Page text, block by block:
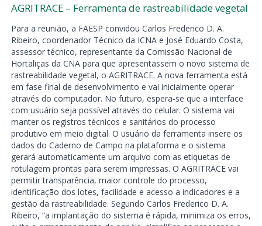
AGRITRACE – Ferramenta de rastreabilidade vegetal
Para a reunião, a FAESP convidou Carlos Frederico D. A.
Ribeiro, coordenador Técnico da ICNA e José Eduardo Costa,
assessor técnico, representante da Comissão Nacional de
Hortaliças da CNA para que apresentassem o novo sistema de
rastreabilidade vegetal, o AGRITRACE. A nova ferramenta está
em fase final de desenvolvimento e vai inicialmente operar
através do computador. No futuro, espera-se que a interface
com usuário seja possível através do celular. O sistema vai
manter os registros técnicos e sanitários do processo
produtivo em meio digital. O usuário da ferramenta insere os
dados do Caderno de Campo na plataforma e o sistema
gerará automaticamente um arquivo com as etiquetas de
rotulagem prontas para serem impressas. O AGRITRACE vai
permitir transparência, maior controle do processo,
identificação dos lotes, facilidade e acesso a indicadores e a
gestão da rastreabilidade. Segundo Carlos Frederico D. A.
Ribeiro, “a implantação do sistema é rápida, minimiza os erros,